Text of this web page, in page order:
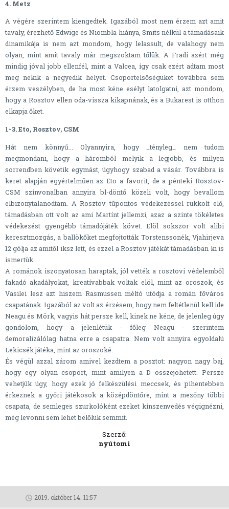
4. Metz
A végére szerintem kiengedtek. Igazából most nem érzem azt amit
tavaly, érezhető Edwige és Niombla hiánya, Smits nélkül a támadásaik
dinamikája is nem azt mondom, hogy lelassult, de valahogy nem
olyan, mint amit tavaly már megszoktam tőlük. A Fradi azért még
mindig jóval jobb ellenfél, mint a Valcea, így csak ezért adtam most
meg nekik a negyedik helyet. Csoportelsőségüket továbbra sem
érzem veszélyben, de ha most kéne esélyt latolgatni, azt mondom,
hogy a Rosztov ellen oda-vissza kikapnának, és a Bukarest is otthon
elkapja őket.
1-3. Eto, Rosztov, CSM
Hát nem könnyű... Olyannyira, hogy _tényleg_ nem tudom
megmondani, hogy a háromból melyik a legjobb, és milyen
sorrendben követik egymást, úgyhogy szabad a vásár. Továbbra is
keret alapján egyértelműen az Eto a favorit, de a pénteki Rosztov-
CSM színvonalban annyira bl-döntő közeli volt, hogy bevallom
elbizonytalanodtam. A Rosztov tűpontos védekezéssel rukkolt elő,
támadásban ott volt az ami Martínt jellemzi, azaz a szinte tökéletes
védekezést gyengébb támadójáték követ. Elöl sokszor volt alibi
keresztmozgás, a ballökőket megfojtották Torstenssonék, Vjahirjeva
12 gólja az amitől iksz lett, és ezzel a Rosztov játékát támadásban ki is
ismertük.
A románok iszonyatosan haraptak, jól vették a rosztovi védelemből
fakadó akadályokat, kreatívabbak voltak elöl, mint az oroszok, és
Vasilei lesz azt hiszem Rasmussen méltó utódja a román főváros
csapatának. Igazából az volt az érzésem, hogy nem feltétlenül kell ide
Neagu és Mörk, vagyis hát persze kell, kinek ne kéne, de jelenleg úgy
gondolom, hogy a jelenlétük - főleg Neagu - szerintem
demoralizálólag hatna erre a csapatra. Nem volt annyira egyoldalú
Lekicsék játéka, mint az oroszoké.
És végül azzal zárom amivel kezdtem a posztot: nagyon nagy baj,
hogy egy olyan csoport, mint amilyen a D összejöhetett. Persze
vehetjük úgy, hogy ezek jó felkészülési meccsek, és pihentebben
érkeznek a győri játékosok a középdöntőre, mint a mezőny többi
csapata, de semleges szurkolóként ezeket kínszenvedés végignézni,
még levonni sem lehet belőlük semmit.
Szerző:
nyútomi
2019. október 14. 11:57